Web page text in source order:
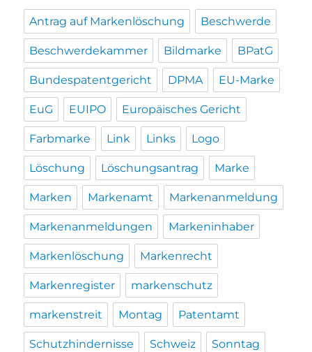
Antrag auf Markenlöschung Beschwerde
Beschwerdekammer Bildmarke BPatG
Bundespatentgericht DPMA EU-Marke
EuG EUIPO Europäisches Gericht
Farbmarke Link Links Logo
Löschung Löschungsantrag Marke
Marken Markenamt Markenanmeldung
Markenanmeldungen Markeninhaber
Markenlöschung Markenrecht
Markenregister markenschutz
markenstreit Montag Patentamt
Schutzhindernisse Schweiz Sonntag